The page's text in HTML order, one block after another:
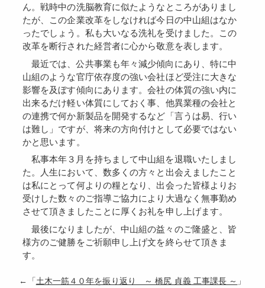
ん。戦時中の洗脳教育に似たようなところがありまし
たが、この企業改革をしなければ今日の中山組はなか
ったでしょう。私も大いなる洗礼を受けました。この
改革を断行された経営者に心から敬意を表します。
最近では、公共事業も年々減少傾向にあり、特に中
山組のような官庁依存度の強い会社ほど受注に大きな
影響を及ぼす傾向にあります。会社の体質の強い内に
出来るだけ軽い体質にしておく事、他異業種の会社と
の連携で何か新製品を開発するなど「言うは易、行い
は難し」ですが、将来の方向付けとして必要ではない
かと思います。
私事本年３月を持ちまして中山組を退職いたしまし
た。人生において、数多くの方々と出会えましたこと
は私にとって何よりの糧となり、出会った皆様よりお
受けした数々のご指導ご協力により大過なく無事勤め
させて頂きましたことに厚くお礼を申し上げます。
最後になりましたが、中山組の益々のご隆盛と、皆
様方のご健勝をご祈願申し上げ文を終らせて頂きま
す。
←「 土木一筋４０年を振り返り ～ 橋尻 貞義 工事課長 ～ 」